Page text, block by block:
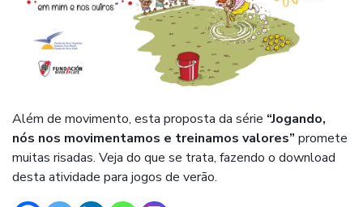
Além de movimento, esta proposta da série “Jogando,
nós nos movimentamos e treinamos valores” promete
muitas risadas. Veja do que se trata, fazendo o download
desta atividade para jogos de verão.